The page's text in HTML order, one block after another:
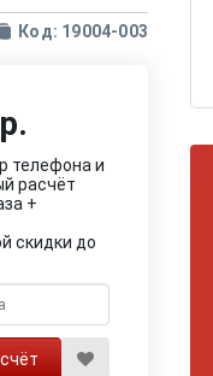
Код: 19004-003
телефона и
расчёт
+
скидки до